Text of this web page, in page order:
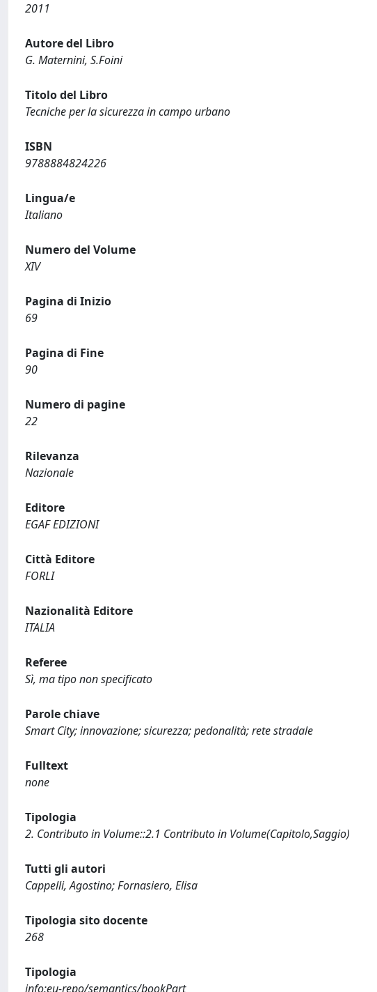
2011
Autore del Libro
G. Maternini, S.Foini
Titolo del Libro
Tecniche per la sicurezza in campo urbano
ISBN
9788884824226
Lingua/e
Italiano
Numero del Volume
XIV
Pagina di Inizio
69
Pagina di Fine
90
Numero di pagine
22
Rilevanza
Nazionale
Editore
EGAF EDIZIONI
Città Editore
FORLI
Nazionalità Editore
ITALIA
Referee
Sì, ma tipo non specificato
Parole chiave
Smart City; innovazione; sicurezza; pedonalità; rete stradale
Fulltext
none
Tipologia
2. Contributo in Volume::2.1 Contributo in Volume(Capitolo,Saggio)
Tutti gli autori
Cappelli, Agostino; Fornasiero, Elisa
Tipologia sito docente
268
Tipologia
info:eu-repo/semantics/bookPart